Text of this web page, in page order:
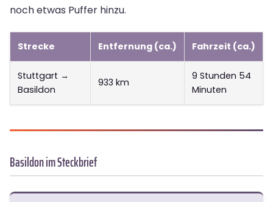
noch etwas Puffer hinzu.
Strecke Entfernung (ca.) Fahrzeit (ca.)
Stuttgart →
Basildon
933 km
9 Stunden 54
Minuten
Basildon im Steckbrief